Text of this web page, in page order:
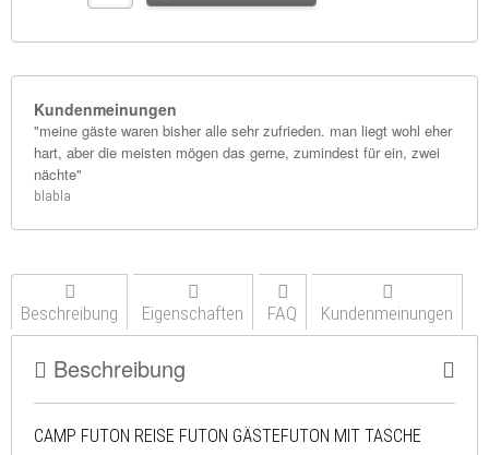
Kundenmeinungen
"meine gäste waren bisher alle sehr zufrieden. man liegt wohl eher
hart, aber die meisten mögen das gerne, zumindest für ein, zwei
nächte"
blabla
Beschreibung Eigenschaften FAQ Kundenmeinungen
Beschreibung
CAMP FUTON REISE FUTON GÄSTEFUTON MIT TASCHE